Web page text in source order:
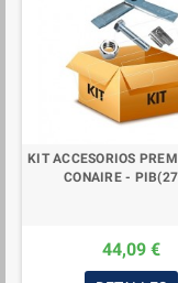
KIT ACCESORIOS
CONAIRE -
44,09 €